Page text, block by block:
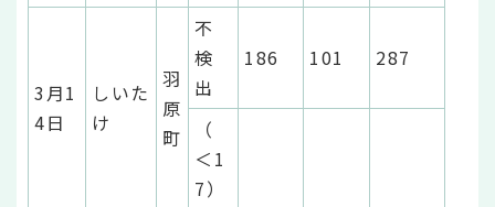
3月1
4日
しいた
け
羽
原
町
不
検
出
186 101 287
（
＜1
7）